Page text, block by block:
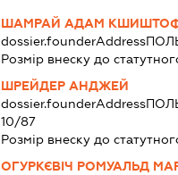
ШАМРАЙ АДАМ
dossier.founderAddress
Розмір внеску до
ШРЕЙДЕР АНДЖЕЙ
dossier.founderAddress
10/87
Розмір внеску до
ОГУРКЄВІЧ РОМУАЛЬД